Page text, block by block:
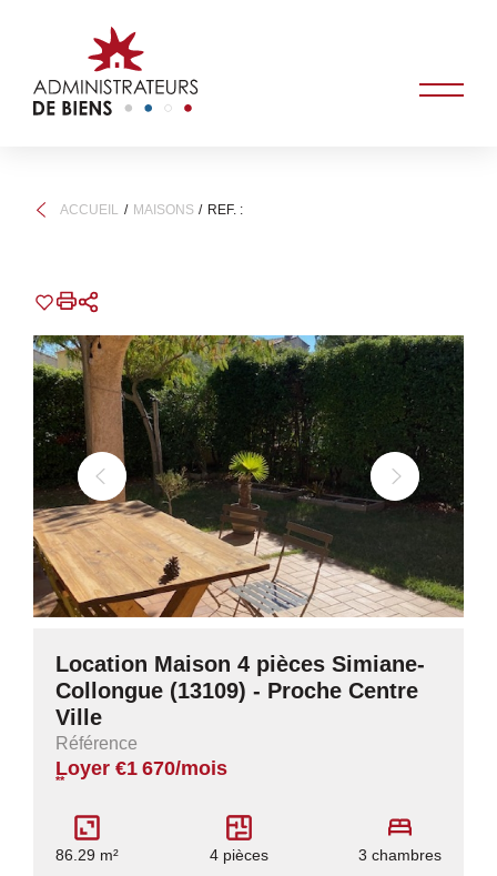
ACCUEIL MAISONS REF. :
Location Maison 4 pièces Simiane-
Collongue (13109) - Proche Centre
Ville
Référence
Loyer €1 670/mois
**
86.29 m² 4 pièces 3 chambres